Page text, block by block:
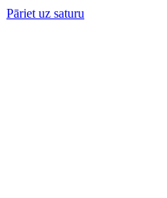
Pāriet uz saturu